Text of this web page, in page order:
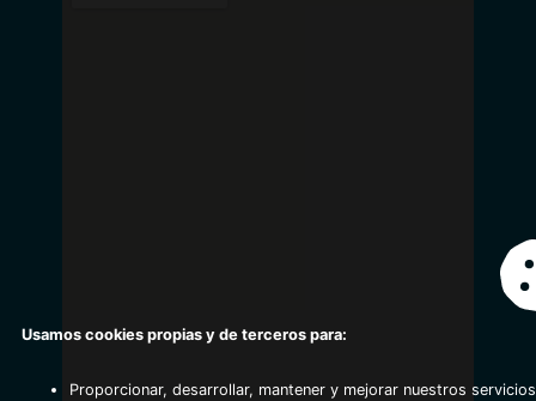
Usamos cookies propias y de terceros para:
Proporcionar, desarrollar, mantener y mejorar nuestros